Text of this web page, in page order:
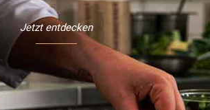
Jetzt entdecken